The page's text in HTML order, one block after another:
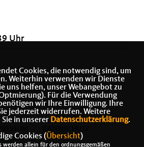
Uhr
Cookies, die notwendig sind, um
Weiterhin verwenden wir Dienste
uns helfen, unser Webangebot zu
Für die Verwendung
wir Ihre Einwilligung. Ihre
jederzeit widerrufen. Weitere
in unserer Datenschutzerklärung.
Cookies (Übersicht)
werden allein für den ordnungsgemäßen